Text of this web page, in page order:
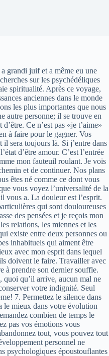
grandi juif et a même eu une
sur les psychédéliques
spiritualité. Après ce voyage,
anciennes dans le monde
les plus importantes que nous
autre personne; il se trouve en
Ce n’est pas «je t’aime»
à faire pour le gagner. Vos
il sera toujours là. Si j’entre dans
d’être amour. C’est l’entrée
mon fauteuil roulant. Je vois
et de continuer. Nos plans
êtes né comme ce dont vous
vous voyez l’universalité de la
vous a. La douleur est l’esprit.
qui sont douloureuses
des pensées et je reçois mon
relations, les miennes et les
existe entre deux personnes ou
inhabituels qui aiment être
avec mon esprit dans lequel
doivent le faire. Travailler avec
à prendre son dernier souffle.
quoi qu’il arrive, aucun mal ne
votre indignité. Seul
7. Permettez le silence dans
le mieux dans votre évolution
combien de temps le
pas vos émotions vous
tout, vous pouvez tout
personnel ne
psychologiques époustouflantes